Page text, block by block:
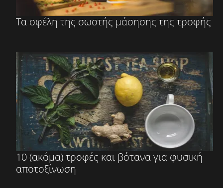
Τα οφέλη της σωστής μάσησης της τροφής
10 (ακόμα) τροφές και βότανα για φυσική
αποτοξίνωση